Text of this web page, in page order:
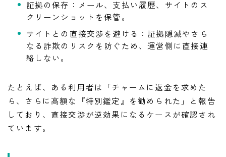
証拠の保存：メール、支払い履歴、サイトのス
クリーンショットを保管。
サイトとの直接交渉を避ける：証拠隠滅やさら
なる詐欺のリスクを防ぐため、運営側に直接連
絡しない。
たとえば、ある利用者は「チャームに返金を求めた
ら、さらに高額な『特別鑑定』を勧められた」と報告
しており、直接交渉が逆効果になるケースが確認され
ています。